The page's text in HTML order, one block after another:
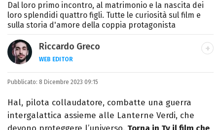
Dal loro primo incontro, al matrimonio e la nascita dei
loro splendidi quattro figli. Tutte le curiosità sul film e
sulla storia d'amore della coppia protagonista
Riccardo Greco
WEB EDITOR
LINKEDIN
Si avvicina all'editoria studiando all'IED
come Fashion Editor. Si specializza poi in
Comunicazione digitale, Giornalismo e
Nuovi media presso La Sapienza,
Pubblicato: 8 Dicembre 2023 09:15
Hal, pilota collaudatore, combatte una guerra
intergalattica assieme alle Lanterne Verdi, che